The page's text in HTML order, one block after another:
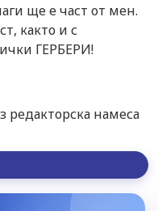
ще е част от мен.
както и с
ГЕРБЕРИ!
редакторска намеса